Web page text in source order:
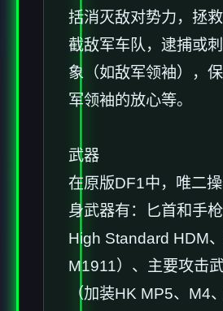
括消灭敌对势力，拯
截敌军车队，逮捕或
象（如敌军领袖），
军领袖的放心等。
武器
在原版DF1中，唯二
身武器有：匕首和手
High Standard HDM
M1911）、主要攻击
（加装HK MP5、M4